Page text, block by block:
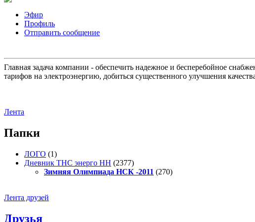
Эфир
Профиль
Отправить сообщение
Главная задача компании - обеспечить надежное и бесперебойное
тарифов на электроэнергию, добиться существенного улучшения
Лента
Папки
ЛОГО (1)
Дневник ТНС энерго НН (2377)
Зимняя Олимпиада НСК -2011 (270)
Лента друзей
Друзья